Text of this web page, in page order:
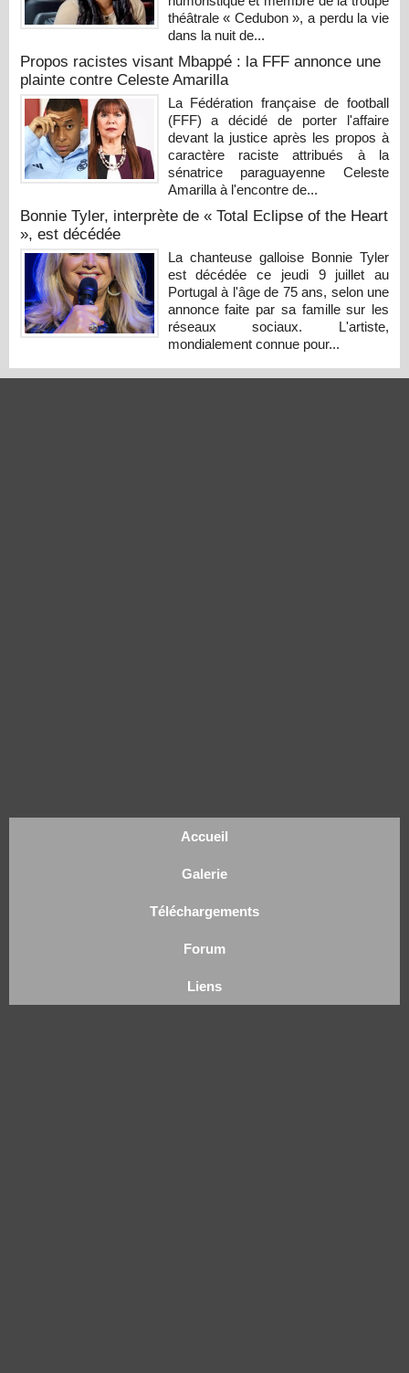
théâtrale « Cedubon », a perdu la vie
dans la nuit de...
Propos racistes visant Mbappé : la FFF annonce une
plainte contre Celeste Amarilla
La Fédération française de football
(FFF) a décidé de porter l'affaire
devant la justice après les propos à
caractère raciste attribués à la
sénatrice paraguayenne Celeste
Amarilla à l'encontre de...
Bonnie Tyler, interprète de « Total Eclipse of the Heart
», est décédée
La chanteuse galloise Bonnie Tyler
est décédée ce jeudi 9 juillet au
Portugal à l'âge de 75 ans, selon une
annonce faite par sa famille sur les
réseaux sociaux. L'artiste,
mondialement connue pour...
Accueil
Galerie
Téléchargements
Forum
Liens